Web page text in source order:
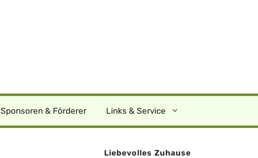
Sponsoren & Förderer Links & Service
Liebevolles Zuhause